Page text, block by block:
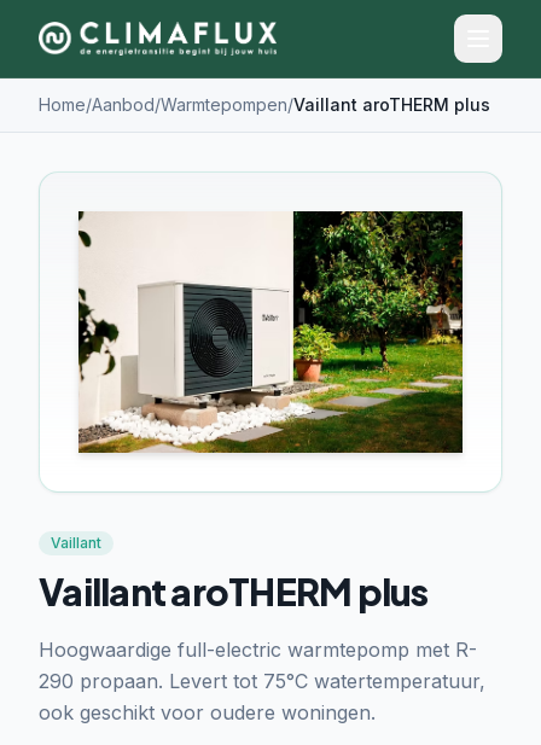
Home/Aanbod/Warmtepompen/Vaillant aroTHERM plus
Vaillant
Vaillant aroTHERM plus
Hoogwaardige full-electric warmtepomp met R-
290 propaan. Levert tot 75°C watertemperatuur,
ook geschikt voor oudere woningen.